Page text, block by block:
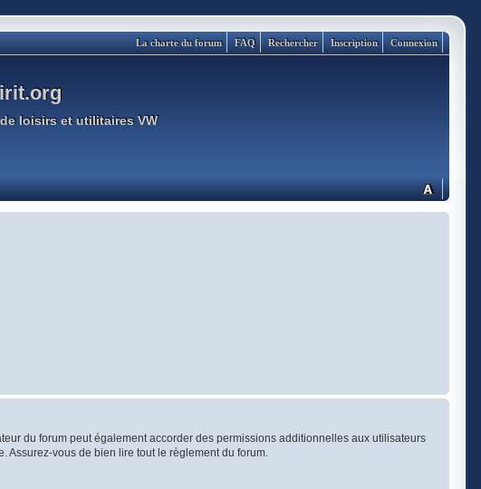
Connexion
Inscription
Rechercher
FAQ
La charte du forum
loisirs et utilitaires VW
du forum peut également accorder des permissions additionnelles aux utilisateurs
Assurez-vous de bien lire tout le règlement du forum.